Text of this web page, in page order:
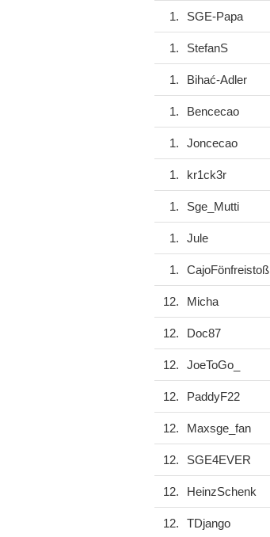
1. SGE-Papa
1. StefanS
1. Bihać-Adler
1. Bencecao
1. Joncecao
1. kr1ck3r
1. Sge_Mutti
1. Jule
1. CajoFönfreistoß
12. Micha
12. Doc87
12. JoeToGo_
12. PaddyF22
12. Maxsge_fan
12. SGE4EVER
12. HeinzSchenk
12. TDjango